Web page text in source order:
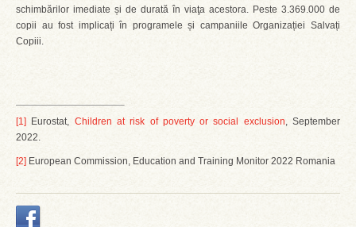
schimbărilor imediate și de durată în viaţa acestora. Peste 3.369.000 de
copii au fost implicați în programele și campaniile Organizației Salvați
Copiii.
[1] Eurostat, Children at risk of poverty or social exclusion , September
2022.
[2] European Commission, Education and Training Monitor 2022 Romania